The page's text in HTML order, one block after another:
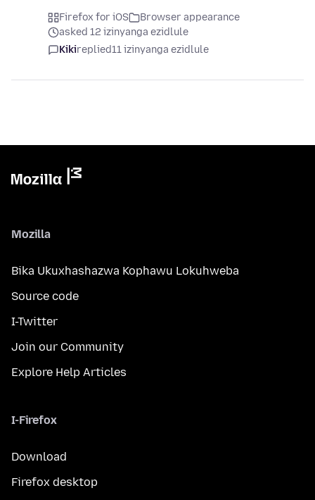
Firefox for iOS
Browser appearance
asked 12 izinyanga ezidlule
Kikireplied11 izinyanga ezidlule
Mozilla
Bika Ukuxhashazwa Kophawu Lokuhweba
Source code
I-Twitter
Join our Community
Explore Help Articles
I-Firefox
Download
Firefox desktop